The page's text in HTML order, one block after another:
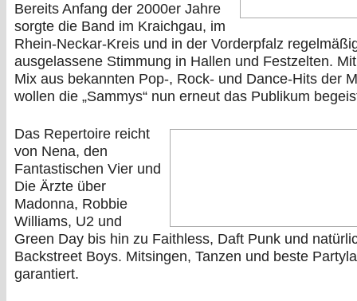
Bereits Anfang der 2000er Jahre
sorgte die Band im Kraichgau, im
Rhein-Neckar-Kreis und in der Vorderpfalz
ausgelassene Stimmung in Hallen und Festzelten.
Mix aus bekannten Pop-, Rock- und Dance-Hits der
wollen die „Sammys“ nun erneut das Publikum
Das Repertoire reicht
von Nena, den
Fantastischen Vier und
Die Ärzte über
Madonna, Robbie
Williams, U2 und
Green Day bis hin zu Faithless, Daft Punk und
Backstreet Boys. Mitsingen, Tanzen und beste
garantiert.